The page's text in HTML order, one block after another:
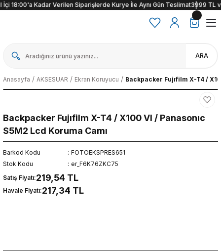
18:00'a Kadar Verilen Siparişlerde Kurye İle Aynı Gün Teslimat3999 TL ve
ARA
Anasayfa AKSESUAR Ekran Koruyucu Backpacker Fujıfilm X-T4 /
Backpacker Fujıfilm X-T4 / X100 VI / Panasonıc
S5M2 Lcd Koruma Camı
Barkod Kodu
FOTOEKSPRES651
Stok Kodu
er_F6K76ZKC75
Satış Fiyatı:219,54 TL
Havale Fiyatı:217,34 TL